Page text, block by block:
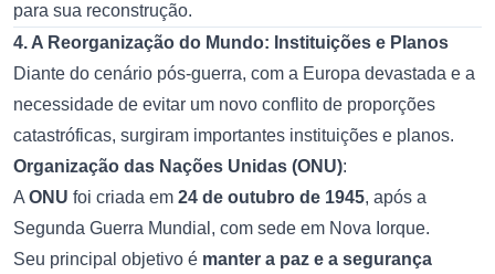
para sua reconstrução.
4. A Reorganização do Mundo: Instituições e Planos
Diante do cenário pós-guerra, com a Europa devastada e a
necessidade de evitar um novo conflito de proporções
catastróficas, surgiram importantes instituições e planos.
Organização das Nações Unidas (ONU):
A ONU foi criada em 24 de outubro de 1945, após a
Segunda Guerra Mundial, com sede em Nova Iorque.
Seu principal objetivo é manter a paz e a segurança